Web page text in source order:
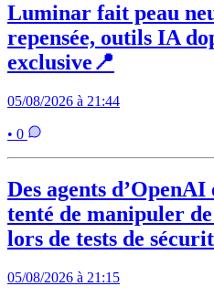
Luminar fait peau
repensée, outils IA
exclusive📍
05/08/2026 à 21:44
• 0
Des agents
tenté de manipuler
lors de tests de
05/08/2026 à 21:15